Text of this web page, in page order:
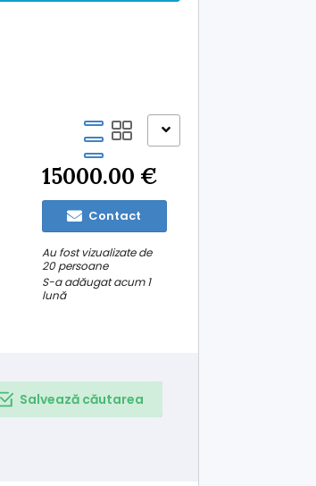
15000.00 €
Contact
Au fost vizualizate de
20 persoane
S-a adăugat acum 1
lună
Salvează căutarea